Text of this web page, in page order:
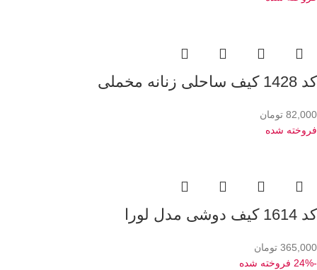
کد 1428 کیف ساحلی زنانه مخملی
82,000 تومان
فروخته شده
کد 1614 کیف دوشی مدل لورا
365,000 تومان
-24%
فروخته شده